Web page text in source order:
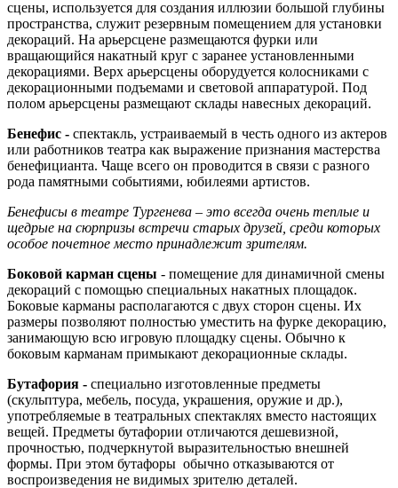
сцены, используется для создания иллюзии большой глубины
пространства, служит резервным помещением для установки
декораций. На арьерсцене размещаются фурки или
вращающийся накатный круг с заранее установленными
декорациями. Верх арьерсцены оборудуется колосниками с
декорационными подъемами и световой аппаратурой. Под
полом арьерсцены размещают склады навесных декораций.
Бенефис - спектакль, устраиваемый в честь одного из актеров
или работников театра как выражение признания мастерства
бенефицианта. Чаще всего он проводится в связи с разного
рода памятными событиями, юбилеями артистов.
Бенефисы в театре Тургенева – это всегда очень теплые и
щедрые на сюрпризы встречи старых друзей, среди которых
особое почетное место принадлежит зрителям.
Боковой карман сцены - помещение для динамичной смены
декораций с помощью специальных накатных площадок.
Боковые карманы располагаются с двух сторон сцены. Их
размеры позволяют полностью уместить на фурке декорацию,
занимающую всю игровую площадку сцены. Обычно к
боковым карманам примыкают декорационные склады.
Бутафория - специально изготовленные предметы
(скульптура, мебель, посуда, украшения, оружие и др.),
употребляемые в театральных спектаклях вместо настоящих
вещей. Предметы бутафории отличаются дешевизной,
прочностью, подчеркнутой выразительностью внешней
формы. При этом бутафоры обычно отказываются от
воспроизведения не видимых зрителю деталей.